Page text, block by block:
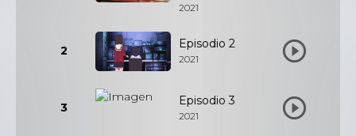
2021
2 Episodio 2
2021
3 Episodio 3
2021